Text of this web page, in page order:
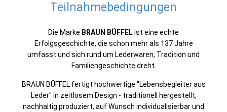
Teilnahmebedingungen
Die Marke BRAUN BÜFFEList eine echte
Erfolgsgeschichte, die schon mehr als 137 Jahre
umfasst und sich rund um Lederwaren, Tradition und
Familiengeschichte dreht.
BRAUN BÜFFEL fertigt hochwertige "Lebensbegleiter aus
Leder" in zeitlosem Design - traditionell hergestellt,
nachhaltig produziert, auf Wunsch individualisierbar und